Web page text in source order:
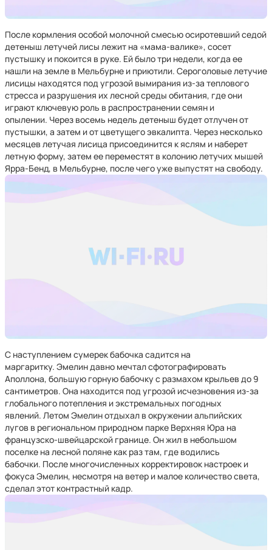
После кормления особой молочной смесью осиротевший седой
детеныш летучей лисы лежит на «мама-валике», сосет
пустышку и покоится в руке. Ей было три недели, когда ее
нашли на земле в Мельбурне и приютили. Сероголовые летучие
лисицы находятся под угрозой вымирания из-за теплового
стресса и разрушения их лесной среды обитания, где они
играют ключевую роль в распространении семян и
опылении. Через восемь недель детеныш будет отлучен от
пустышки, а затем и от цветущего эвкалипта. Через несколько
месяцев летучая лисица присоединится к яслям и наберет
летную форму, затем ее переместят в колонию летучих мышей
Ярра-Бенд, в Мельбурне, после чего уже выпустят на свободу.
С наступлением сумерек бабочка садится на
маргаритку. Эмелин давно мечтал сфотографировать
Аполлона, большую горную бабочку с размахом крыльев до 9
сантиметров. Она находится под угрозой исчезновения из-за
глобального потепления и экстремальных погодных
явлений. Летом Эмелин отдыхал в окружении альпийских
лугов в региональном природном парке Верхняя Юра на
французско-швейцарской границе. Он жил в небольшом
поселке на лесной поляне как раз там, где водились
бабочки. После многочисленных корректировок настроек и
фокуса Эмелин, несмотря на ветер и малое количество света,
сделал этот контрастный кадр.